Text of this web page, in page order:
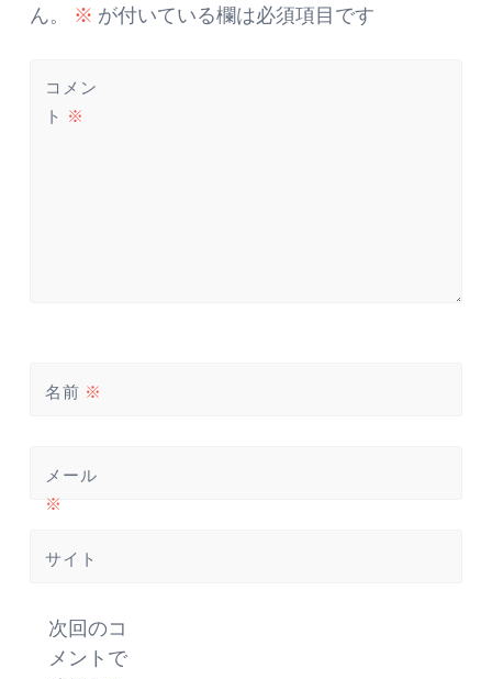
ー
シ
ョ
ン
ん。 ※ が付いている欄は必須項目です
コメン
ト ※
名前 ※
メール
※
サイト
次回のコ
メントで